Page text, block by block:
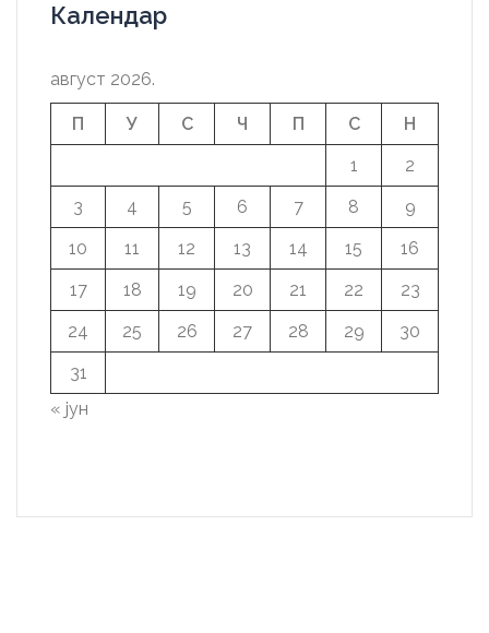
Календар
август 2026.
П У С Ч П С
Н
1
2
3
4 5 6 7 8
9
10
11 12 13 14 15
16
17
18 19 20 21 22
23
24
25 26 27 28 29
30
31
« јун